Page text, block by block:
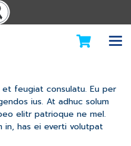
feugiat consulatu. Eu per
ius. At adhuc solum
elitr patrioque ne mel.
in, has ei everti volutpat